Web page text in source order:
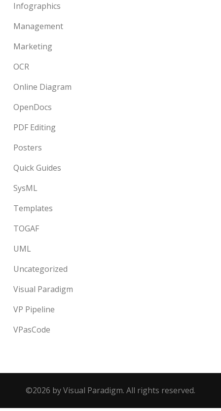
Infographics
Management
Marketing
OCR
Online Diagram
OpenDocs
PDF Editing
Posters
Quick Guides
SysML
Templates
TOGAF
UML
Uncategorized
Visual Paradigm
VP Pipeline
VPasCode
©2026 by Visual Paradigm. All rights reserved.